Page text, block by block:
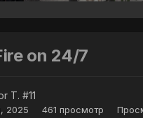
on 24/7
T. #11
2025 461 просмотр